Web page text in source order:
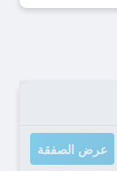
عرض الصفقة